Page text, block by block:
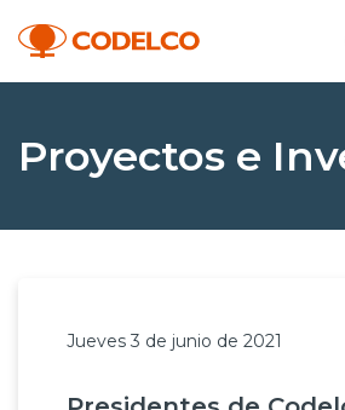
Proyectos e
Jueves 3 de junio de 2021